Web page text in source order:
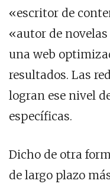
«escritor de
«autor de
una web
resultados. Las
logran ese nivel
específicas.
Dicho de otra
de largo plazo